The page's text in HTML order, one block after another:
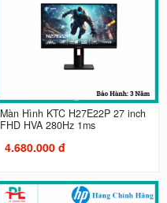
Màn Hình KTC H27E22P 27 inch
FHD HVA 280Hz 1ms
4.680.000 đ